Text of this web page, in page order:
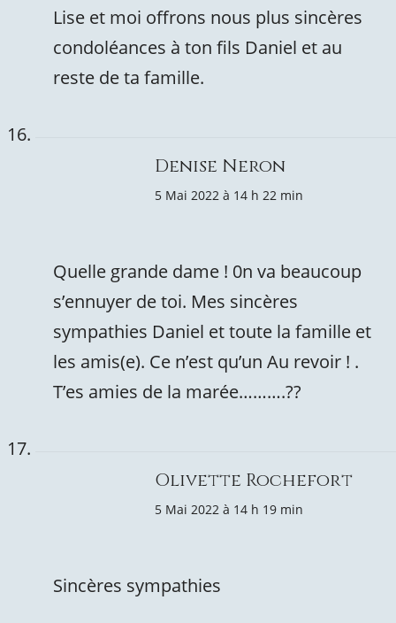
Lise et moi offrons nous plus sincères
condoléances à ton fils Daniel et au
reste de ta famille.
Denise Neron
5 Mai 2022 à 14 h 22 min
Quelle grande dame ! 0n va beaucoup
s’ennuyer de toi. Mes sincères
sympathies Daniel et toute la famille et
les amis(e). Ce n’est qu’un Au revoir ! .
T’es amies de la marée……….??
Olivette Rochefort
5 Mai 2022 à 14 h 19 min
Sincères sympathies